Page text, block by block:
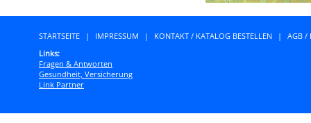
STARTSEITE | IMPRESSUM | KONTAKT / KATALOG BESTELLEN |
AGB /
Links:
Fragen & Antworten
Gesundheit, Versicherung
Link Partner